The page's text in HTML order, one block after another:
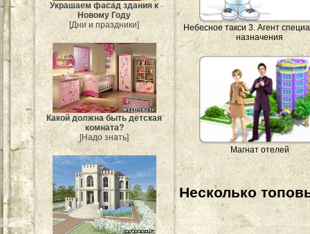
Украшаем фасад здания к
Новому Году
[Дни и праздники]
Какой должна быть детская
комната?
[Надо знать]
Небесное такси 3. Агент
назначения
Магнат отелей
Несколько